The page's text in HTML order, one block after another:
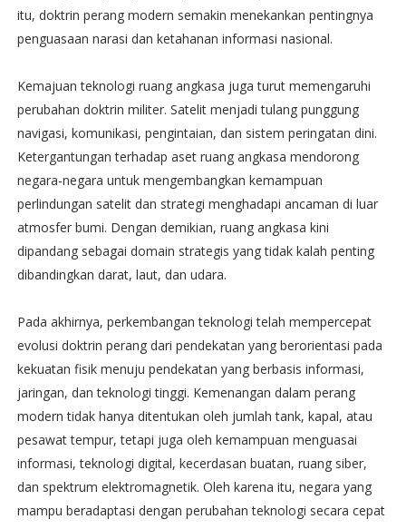
itu, doktrin perang modern semakin menekankan pentingnya
penguasaan narasi dan ketahanan informasi nasional.
Kemajuan teknologi ruang angkasa juga turut memengaruhi
perubahan doktrin militer. Satelit menjadi tulang punggung
navigasi, komunikasi, pengintaian, dan sistem peringatan dini.
Ketergantungan terhadap aset ruang angkasa mendorong
negara-negara untuk mengembangkan kemampuan
perlindungan satelit dan strategi menghadapi ancaman di luar
atmosfer bumi. Dengan demikian, ruang angkasa kini
dipandang sebagai domain strategis yang tidak kalah penting
dibandingkan darat, laut, dan udara.
Pada akhirnya, perkembangan teknologi telah mempercepat
evolusi doktrin perang dari pendekatan yang berorientasi pada
kekuatan fisik menuju pendekatan yang berbasis informasi,
jaringan, dan teknologi tinggi. Kemenangan dalam perang
modern tidak hanya ditentukan oleh jumlah tank, kapal, atau
pesawat tempur, tetapi juga oleh kemampuan menguasai
informasi, teknologi digital, kecerdasan buatan, ruang siber,
dan spektrum elektromagnetik. Oleh karena itu, negara yang
mampu beradaptasi dengan perubahan teknologi secara cepat